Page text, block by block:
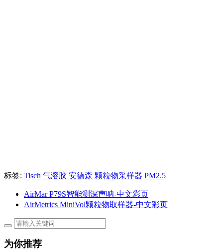
标签: Tisch 气溶胶 安德森 颗粒物采样器 PM2.5
AirMar P79S智能测深声呐-中文彩页
AirMetrics MiniVol颗粒物取样器-中文彩页
为你推荐